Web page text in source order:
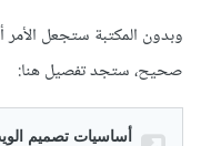
صحيح، ستجد تفصيل هنا: